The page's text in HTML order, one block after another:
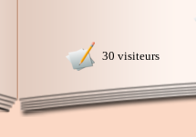
30 visiteurs